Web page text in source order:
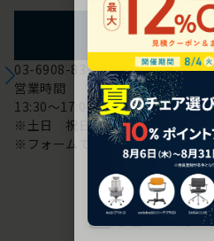
フォームからの
03-6908-8370
営業時間
13:30～17:00
※土日 祝日は休み
※フォームでのお問い合わせは24
配送・お問